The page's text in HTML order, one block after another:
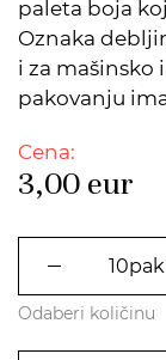
paleta boja
Oznaka
i za mašinsko
pakovanju
Cena:
3,00 eur
Odaberi količinu